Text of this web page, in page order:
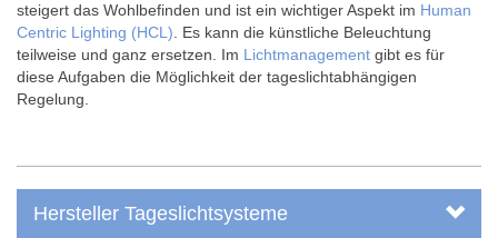
steigert das Wohlbefinden und ist ein wichtiger Aspekt im Human
Centric Lighting (HCL) . Es kann die künstliche Beleuchtung
teilweise und ganz ersetzen. Im Lichtmanagement gibt es für
diese Aufgaben die Möglichkeit der tageslichtabhängigen
Regelung.
Hersteller Tageslichtsysteme